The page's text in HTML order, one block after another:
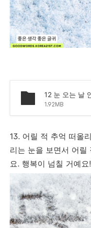
12 눈 오는 날
1.92MB
13. 어릴 적 추억 떠올
리는 눈을 보면서 어릴
요. 행복이 넘칠 거예요!